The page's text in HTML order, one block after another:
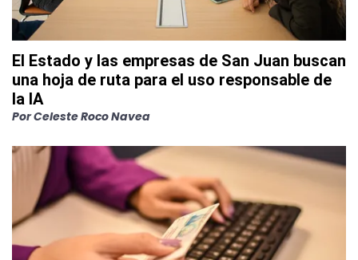
El Estado y las empresas de San Juan buscan
una hoja de ruta para el uso responsable de
la IA
PorCeleste Roco Navea